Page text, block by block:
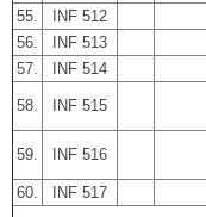
55.
INF 512
56.
INF 513
57.
INF 514
58. INF 515
59. INF 516
60. INF 517